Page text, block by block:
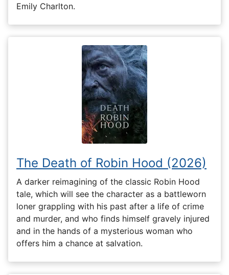
Emily Charlton.
The Death of Robin Hood (2026)
A darker reimagining of the classic Robin Hood
tale, which will see the character as a battleworn
loner grappling with his past after a life of crime
and murder, and who finds himself gravely injured
and in the hands of a mysterious woman who
offers him a chance at salvation.